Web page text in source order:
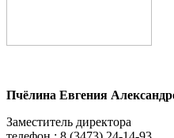
Пчёлина Евгения
Заместитель директора